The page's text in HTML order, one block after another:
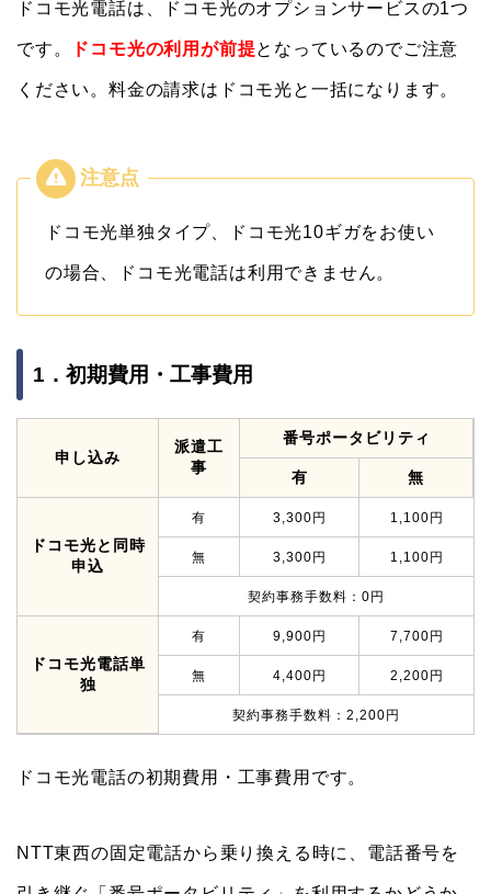
ドコモ光電話は、ドコモ光のオプションサービスの1つ
です。 ドコモ光の利用が前提となっているのでご注意
ください。料金の請求はドコモ光と一括になります。
ドコモ光単独タイプ、ドコモ光10ギガをお使い
の場合、ドコモ光電話は利用できません。
1．初期費用・工事費用
申し込み
派遣工
事
番号ポータビリティ
有 無
ドコモ光と同時
申込
有 3,300円 1,100円
無 3,300円 1,100円
契約事務手数料：0円
ドコモ光電話単
独
有 9,900円 7,700円
無 4,400円 2,200円
契約事務手数料：2,200円
ドコモ光電話の初期費用・工事費用です。
NTT東西の固定電話から乗り換える時に、電話番号を